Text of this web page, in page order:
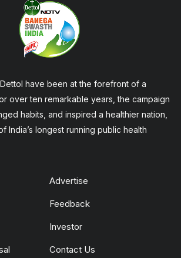
have been at the forefront of a
over ten remarkable years, the campaign
habits, and inspired a healthier nation,
India’s longest running public health
Advertise
Feedback
Investor
Contact Us